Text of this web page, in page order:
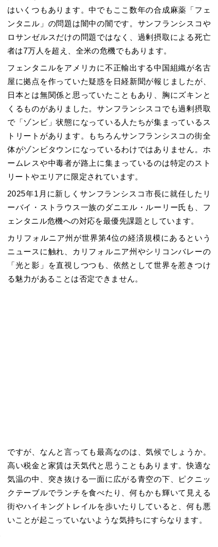
はいくつもあります。中でもここ数年の合成麻薬「フェ
ンタニル」の問題は闇中の闇です。サンフランシスコや
ロサンゼルスだけの問題ではなく、過剰摂取による死亡
者は7万人を超え、全米の危機でもあります。
フェンタニルをアメリカに不正輸出する中国組織が名古
屋に拠点を作っていた疑惑を日経新聞が報じましたが、
日本とは無関係と思っていたこともあり、胸にズキンと
くるものがありました。サンフランシスコでも過剰摂取
で「ゾンビ」状態になっている人たちが集まっているス
トリートがあります。もちろんサンフランシスコの街全
体がゾンビタウンになっているわけではありません。ホ
ームレスや中毒者が路上に集まっているのは特定のスト
リートやエリアに限定されています。
2025年1月に新しくサンフランシスコ市長に就任したリ
ーバイ・ストラウス一族のダニエル・ルーリー氏も、フ
ェンタニル危機への対応を最優先課題としています。
カリフォルニア州が世界第4位の経済規模にあるという
ニュースに触れ、カリフォルニア州やシリコンバレーの
「光と影」を直視しつつも、依然として世界を惹きつけ
る魅力があることは否定できません。
ですが、なんと言っても最高なのは、気候でしょうか。
高い税金と家賃は天気代と思うこともあります。快適な
気温の中、突き抜ける一面に広がる青空の下、ピクニッ
クテーブルでランチを食べたり、何もかも輝いて見える
街やハイキングトレイルを歩いたりしていると、何も悪
いことが起こっていないような気持ちにすらなります。